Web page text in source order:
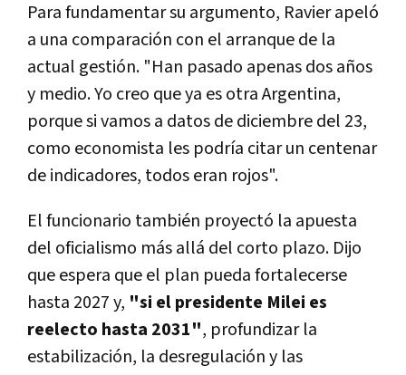
Para fundamentar su argumento, Ravier apeló
a una comparación con el arranque de la
actual gestión. "Han pasado apenas dos años
y medio. Yo creo que ya es otra Argentina,
porque si vamos a datos de diciembre del 23,
como economista les podría citar un centenar
de indicadores, todos eran rojos".
El funcionario también proyectó la apuesta
del oficialismo más allá del corto plazo. Dijo
que espera que el plan pueda fortalecerse
hasta 2027 y, "si el presidente Milei es
reelecto hasta 2031", profundizar la
estabilización, la desregulación y las